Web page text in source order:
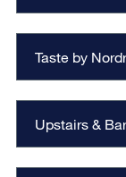
Taste by
Upstairs &